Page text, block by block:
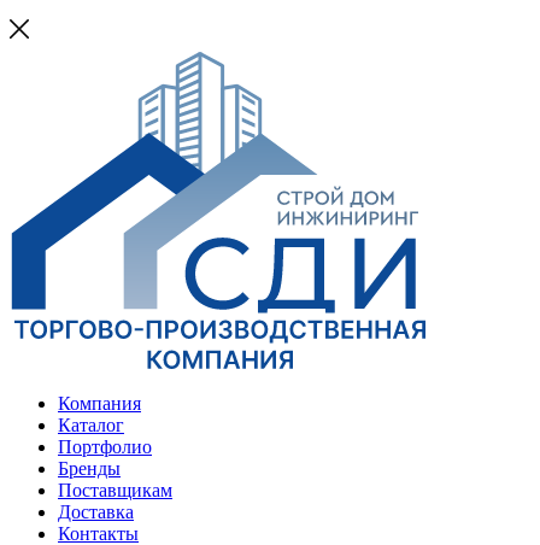
Компания
Каталог
Портфолио
Бренды
Поставщикам
Доставка
Контакты